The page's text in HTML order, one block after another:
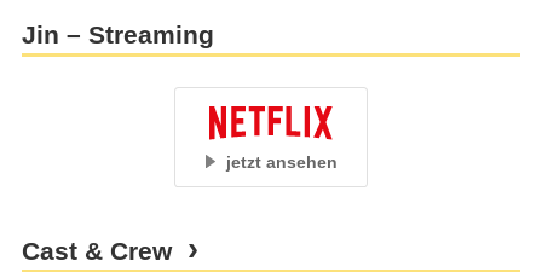
Jin – Streaming
jetzt ansehen
Cast & Crew